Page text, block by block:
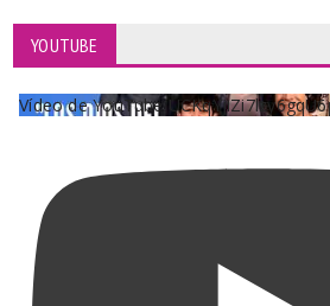
YOUTUBE
Vídeo de YouTube